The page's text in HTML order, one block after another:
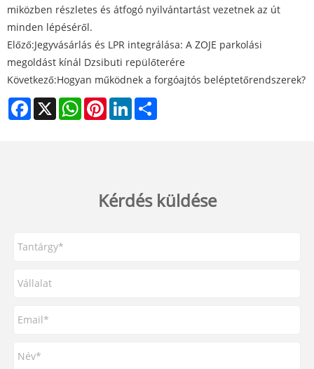
miközben részletes és átfogó nyilvántartást vezetnek az út
minden lépéséről.
Előző:​Jegyvásárlás és LPR integrálása: A ZOJE parkolási
megoldást kínál Dzsibuti repülőterére
Következő:Hogyan működnek a forgóajtós beléptetőrendszerek?
Facebook
X WhatsAppPinterestLinkedIn
Kérdés küldése